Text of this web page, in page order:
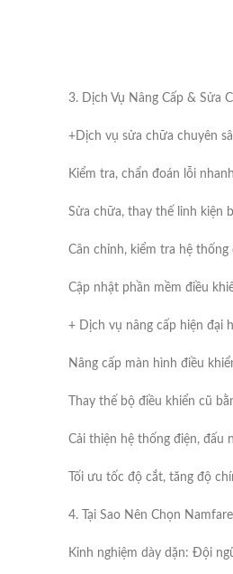
3. Dịch Vụ Nâng Cấp & Sửa
+Dịch vụ sửa chữa chuyên
Kiểm tra, chẩn đoán lỗi
Sửa chữa, thay thế linh kiện
Cân chỉnh, kiểm tra hệ
Cập nhật phần mềm điều
+ Dịch vụ nâng cấp hiện đại
Nâng cấp màn hình điều
Thay thế bộ điều khiển cũ
Cải thiện hệ thống điện, đấu
Tối ưu tốc độ cắt, tăng độ
4. Tại Sao Nên Chọn
Kinh nghiệm dày dặn: Đội